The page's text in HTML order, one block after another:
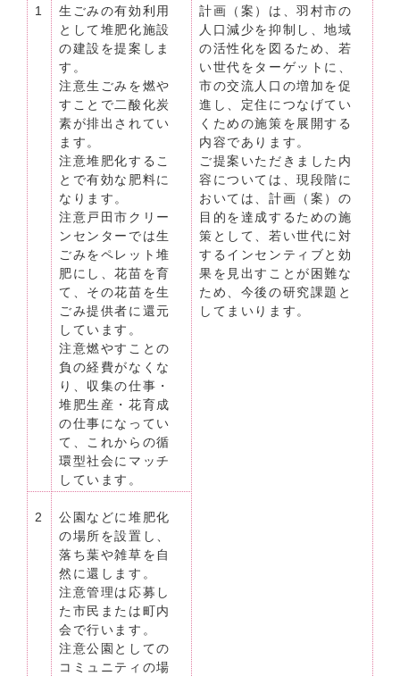
1
生ごみの有効利用
として堆肥化施設
の建設を提案しま
す。
注意生ごみを燃や
すことで二酸化炭
素が排出されてい
ます。
注意堆肥化するこ
とで有効な肥料に
なります。
注意戸田市クリー
ンセンターでは生
ごみをペレット堆
肥にし、花苗を育
て、その花苗を生
ごみ提供者に還元
しています。
注意燃やすことの
負の経費がなくな
り、収集の仕事・
堆肥生産・花育成
の仕事になってい
て、これからの循
環型社会にマッチ
しています。
計画（案）は、羽村市の
人口減少を抑制し、地域
の活性化を図るため、若
い世代をターゲットに、
市の交流人口の増加を促
進し、定住につなげてい
くための施策を展開する
内容であります。
ご提案いただきました内
容については、現段階に
おいては、計画（案）の
目的を達成するための施
策として、若い世代に対
するインセンティブと効
果を見出すことが困難な
ため、今後の研究課題と
してまいります。
2
公園などに堆肥化
の場所を設置し、
落ち葉や雑草を自
然に還します。
注意管理は応募し
た市民または町内
会で行います。
注意公園としての
コミュニティの場